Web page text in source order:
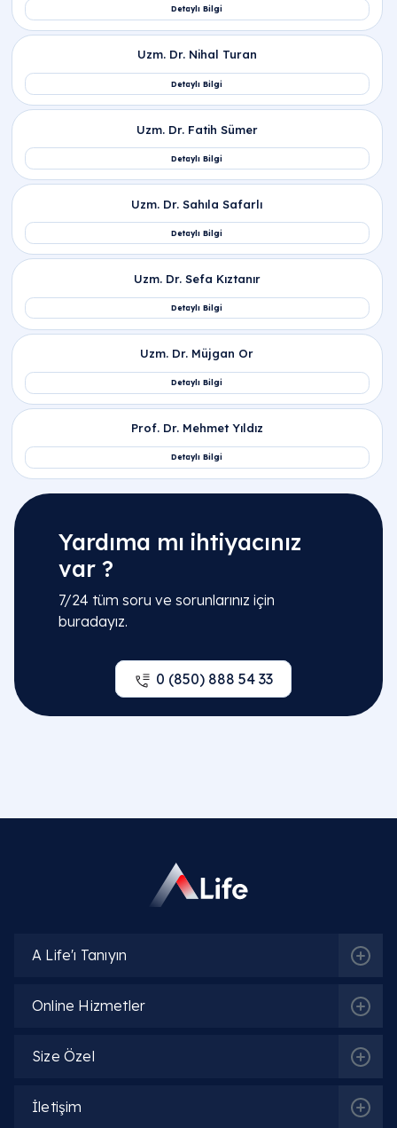
Biyokimya analizlerinde kanda lipaz yüksekliği
nedir ve ne anlama gelir?
Klinik durumlarda lipaz neden yükselir ve lipaz
yüksekliği nedenleri nelerdir?
Klinik tablolarda tek başına lipaz yüksekliği ne
anlama gelir ve nasıl yorumlanır?
Pankreas hastalıklarında amilaz ve lipaz
Ağır medikal süreçlerde pankreas kanseri
amilaz lipaz ilişkisi nasıldır?
Biyokimyasal süreçlerde lipaz düşüklüğü nedir
Tedavi protokollerinde lipaz yüksekliği nasıl
düşürülür?
Lipaz yüksekliğinde görülen klinik belirtiler
nelerdir?
ağrısı şikayetleri için hangi doktora
gidilmelidir?
Yardıma mı ihtiyacınız
var ?
7/24 tüm soru ve sorunlarınız için
buradayız.
0 (850) 888 54 33
A Life'ı Tanıyın
Online Hizmetler
Size Özel
İletişim